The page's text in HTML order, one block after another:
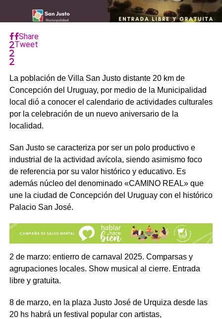
Share
Tweet
La población de Villa San Justo distante 20 km de
Concepción del Uruguay, por medio de la Municipalidad
local dió a conocer el calendario de actividades culturales
por la celebración de un nuevo aniversario de la
localidad.
San Justo se caracteriza por ser un polo productivo e
industrial de la actividad avícola, siendo asimismo foco
de referencia por su valor histórico y educativo. Es
además núcleo del denominado «CAMINO REAL» que
une la ciudad de Concepción del Uruguay con el histórico
Palacio San José.
2 de marzo: entierro de carnaval 2025. Comparsas y
agrupaciones locales. Show musical al cierre. Entrada
libre y gratuita.
8 de marzo, en la plaza Justo José de Urquiza desde las
20 hs habrá un festival popular con artistas,